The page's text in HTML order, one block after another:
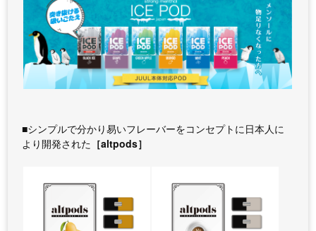
■シンプルで分かり易いフレーバーをコンセプトに日本人に
より開発された ［altpods］